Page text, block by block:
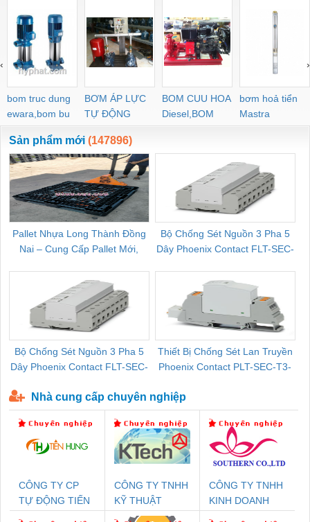
bom truc dung
ewara,bom bu
ewara
BƠM ÁP LỰC
TỰ ĐỘNG
BOM CUU HOA
Diesel,BOM
CHUA CHAY
bơm hoả tiển
Mastra
‹ ›
Sản phẩm mới (147896)
Pallet Nhựa Long Thành Đồng
Nai – Cung Cấp Pallet Mới,
Bộ Chống Sét Nguồn 3 Pha 5
Dây Phoenix Contact FLT-SEC-
Bộ Chống Sét Nguồn 3 Pha 5
Dây Phoenix Contact FLT-SEC-
Thiết Bị Chống Sét Lan Truyền
Phoenix Contact PLT-SEC-T3-
Nhà cung cấp chuyên nghiệp
CÔNG TY CP
TỰ ĐỘNG TIẾN
CÔNG TY TNHH
KỸ THUẬT
KTECH VIỆT
CÔNG TY TNHH
KINH DOANH